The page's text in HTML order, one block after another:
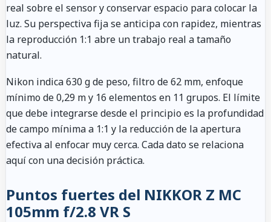
real sobre el sensor y conservar espacio para colocar la
luz. Su perspectiva fija se anticipa con rapidez, mientras
la reproducción 1:1 abre un trabajo real a tamaño
natural.
Nikon indica 630 g de peso, filtro de 62 mm, enfoque
mínimo de 0,29 m y 16 elementos en 11 grupos. El límite
que debe integrarse desde el principio es la profundidad
de campo mínima a 1:1 y la reducción de la apertura
efectiva al enfocar muy cerca. Cada dato se relaciona
aquí con una decisión práctica.
Puntos fuertes del NIKKOR Z MC
105mm f/2.8 VR S